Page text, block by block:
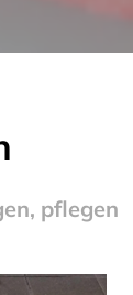
pflegen